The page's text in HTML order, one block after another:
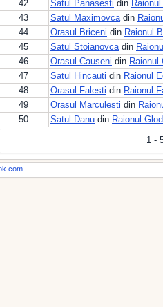
42
Satul Panasesti din
43
Satul Maximovcadin
44
Orasul Briceni din Raionul
45
Satul Stoianovcadin
46
Orasul Causeni din Raionul
47
Satul Hincauti din Raionul
48
Orasul Falesti din Raionul
49
Orasul Marculesti din
50
Satul Danu din Raionul
1 -